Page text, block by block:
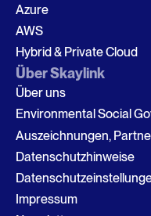
Azure
AWS
Hybrid & Private Cloud
Über Skaylink
Über uns
Environmental Social
Auszeichnungen,
Datenschutzhinweise
Impressum